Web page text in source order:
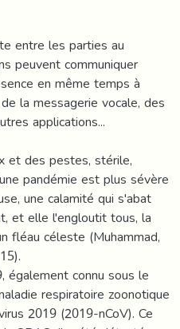
entre les parties au
peuvent communiquer
en même temps à
la messagerie vocale, des
applications...
et des pestes, stérile,
pandémie est plus sévère
une calamité qui s'abat
et elle l'engloutit tous, la
fléau céleste (Muhammad,
également connu sous le
respiratoire zoonotique
2019 (2019-nCoV). Ce